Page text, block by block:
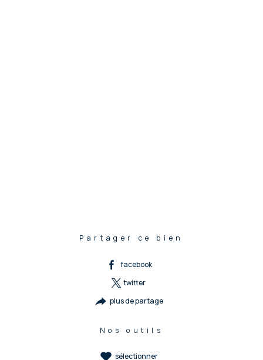
Partager ce bien
facebook
twitter
plus de partage
Nos outils
sélectionner